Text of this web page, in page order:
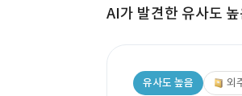
AI가 발견한 유사도
유사도 높음 외